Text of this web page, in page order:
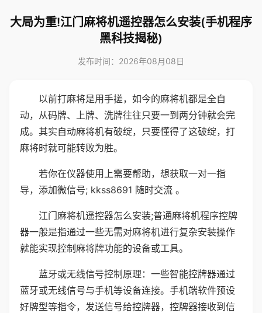
大局为重!江门麻将机遥控器怎么安装(手机程序
黑科技揭秘)
发布时间：2026年08月08日
以前打麻将是用手搓，如今的麻将机都是全自
动，从码牌、上牌、洗牌往往只要一到两分钟就会完
成。其实自动麻将机有破绽，只要懂得了这破绽，打
麻将时就可能转败为胜。
若你在仪器使用上需要帮助，想获取一对一指
导，添加微信号; kkss8691 随时交流 。
江门麻将机遥控器怎么安装;普通麻将机程序控牌
器一般是指通过一些无需对麻将机进行复杂安装操作
就能实现控制麻将牌功能的设备或工具。
蓝牙或无线信号控制原理：一些智能控牌器通过
蓝牙或无线信号与手机等设备连接。手机端软件预设
好牌型等指令，发送信号给控牌器，控牌器接收到信